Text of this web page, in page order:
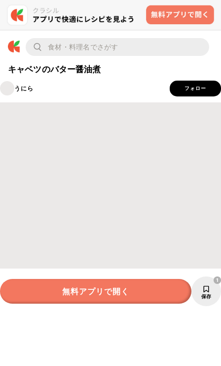
キャベツのバター醤油煮
うにら フォロー
無料アプリで開く 保存
1